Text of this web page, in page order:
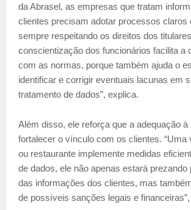
da Abrasel, as empresas que tratam
clientes precisam adotar processos claros
sempre respeitando os direitos dos
conscientização dos funcionários facilita a
com as normas, porque também ajuda o
identificar e corrigir eventuais lacunas em
tratamento de dados”, explica.
Além disso, ele reforça que a adequação à
fortalecer o vínculo com os clientes. “Uma
ou restaurante implemente medidas
de dados, ele não apenas estará prezando
das informações dos clientes, mas
de possíveis sanções legais e